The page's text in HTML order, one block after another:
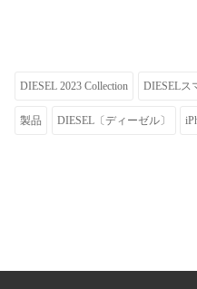
DIESEL 2023 Collection DIESELス
製品 DIESEL〔ディーゼル〕